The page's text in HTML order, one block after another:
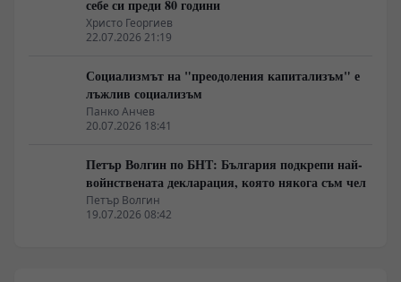
себе си преди 80 години
Христо Георгиев
22.07.2026 21:19
Социализмът на "преодоления капитализъм" е
лъжлив социализъм
Панко Анчев
20.07.2026 18:41
Петър Волгин по БНТ: България подкрепи най-
войнствената декларация, която някога съм чел
Петър Волгин
19.07.2026 08:42